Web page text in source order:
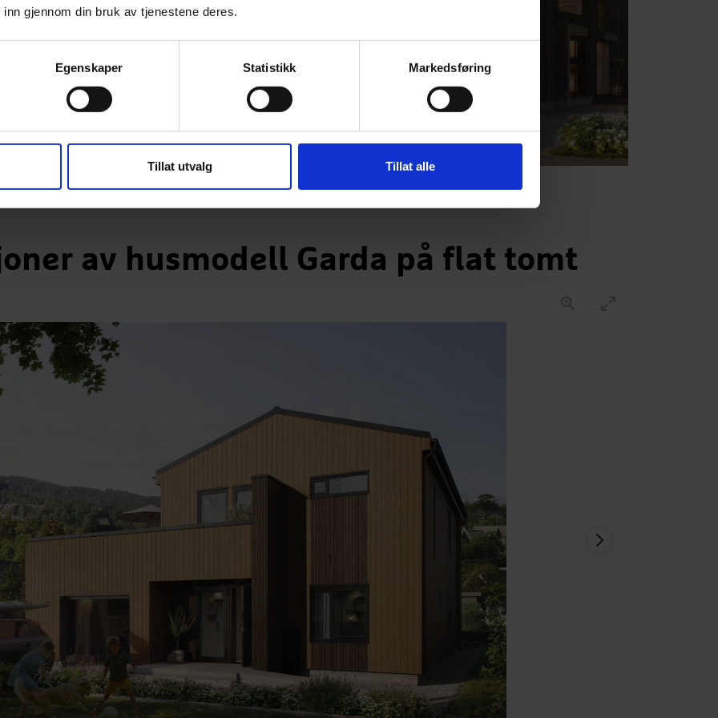
gjennom din bruk av tjenestene deres.
Egenskaper Statistikk Markedsføring
Tillat utvalg Tillat alle
lenke til
at du
av husmodell Garda på flat tomt